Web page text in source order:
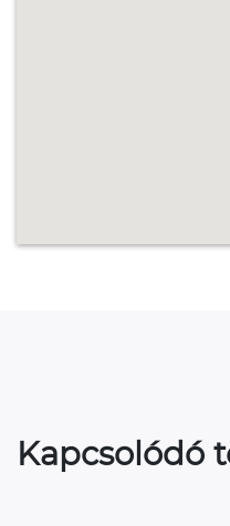
Kapcsolódó